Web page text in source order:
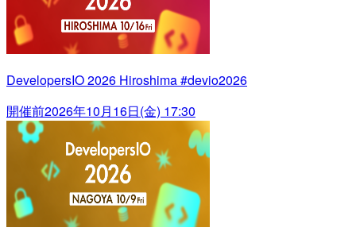
DevelopersIO 2026 Hiroshima #devio2026
開催前2026年10月16日(金) 17:30